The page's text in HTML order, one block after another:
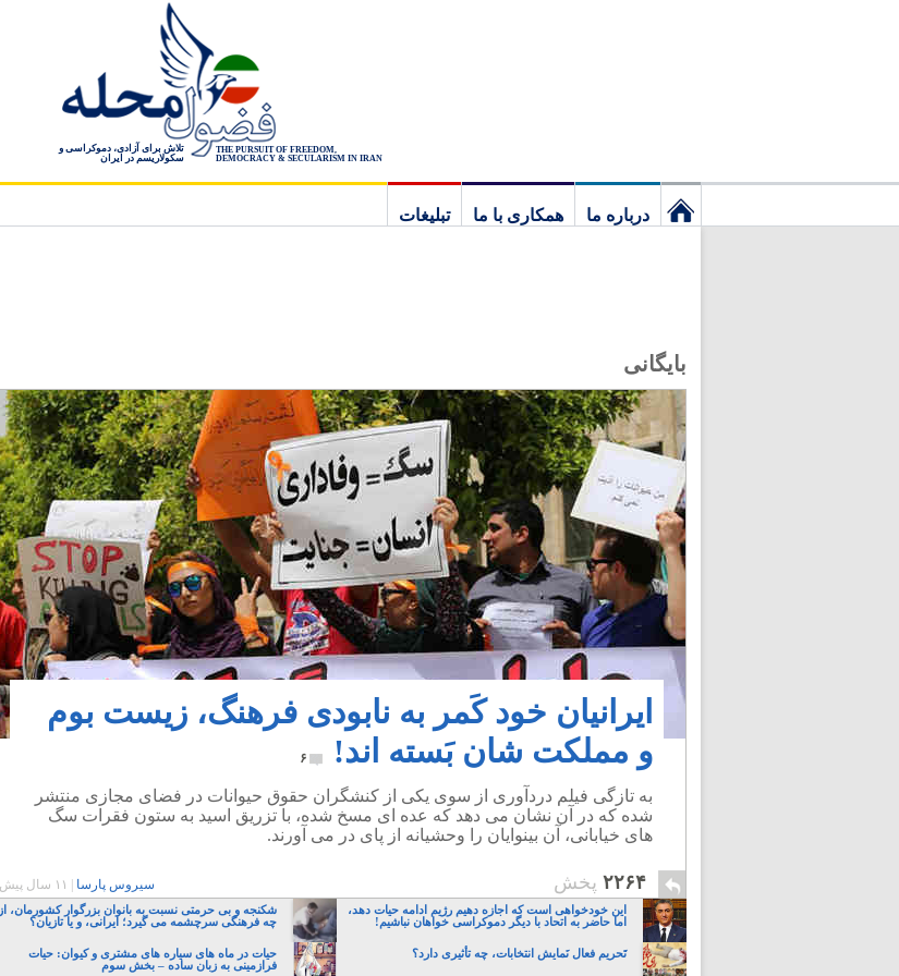
THE PURSUIT OF FREEDOM,
DEMOCRACY & SECULARISM IN IRAN
تلاش برای آزادی، دموکراسی و
سکولاریسم در ایران
درباره ما همکاری با ما
تبلیغات
بایگانی
ایرانیان خود کَمر به نابودی فرهنگ، زیست بوم
و مملکت شان بَسته اند!
۶
به تازگی فیلم دردآوری از سوی یکی از کنشگران حقوق حیوانات در فضای مجازی منتشر
شده که در آن نشان می دهد که عده ای مسخ شده، با تزریق اسید به ستون فقرات سگ
های خیابانی، آن بینوایان را وحشیانه از پای در می آورند.
۲۲۶۴ پخش سیروس پارسا ۱۱ سال پیش
این خودخواهی است که اجازه دهیم رژیم ادامه حیات دهد،
اما حاضر به اتحاد با دیگر دموکراسی خواهان نباشیم!
شکنجه و بی حرمتی نسبت به بانوان بزرگوار کشورمان، از
چه فرهنگی سرچشمه می گیرد؛ ایرانی، و یا تازیان؟
تَحریم فعال نَمایش انتخابات، چه تأثیری دارد؟
حیات در ماه های سیاره های مشتری و کیوان: حیات
فرازمینی به زبان ساده – بخش سوم